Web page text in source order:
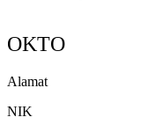
OKTO
Alamat
NIK